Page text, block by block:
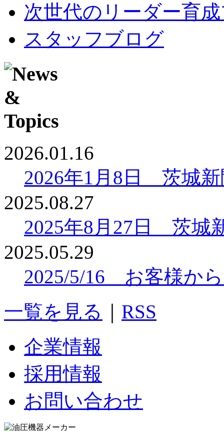
次世代のリーダー育
スタッフブログ
2026.01.16
2026年1月8日 茨城
2025.08.27
2025年8月27日 茨城
2025.05.29
2025/5/16 お客様か
一覧を見る
RSS
企業情報
採用情報
お問い合わせ